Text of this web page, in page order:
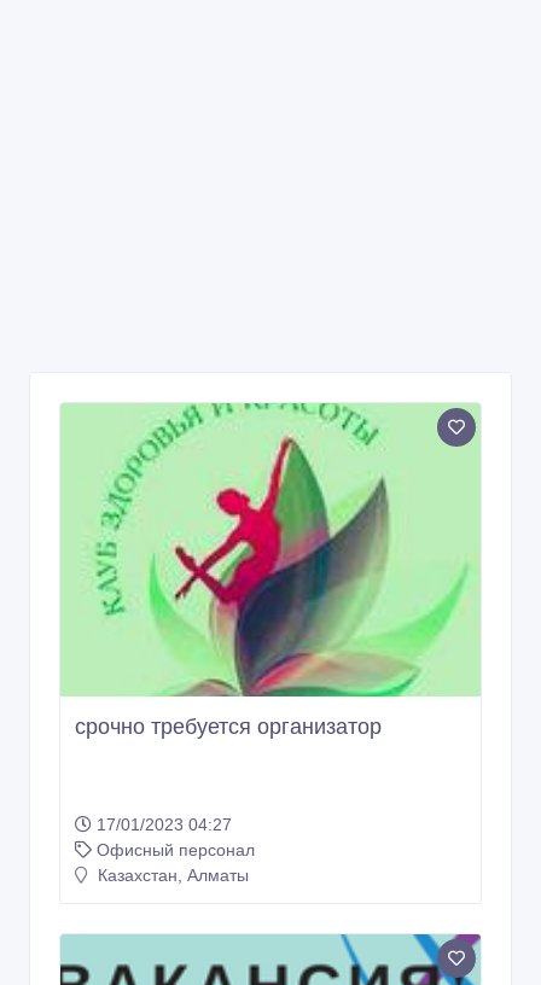
срочно требуется организатор
17/01/2023 04:27
Офисный персонал
Казахстан, Алматы